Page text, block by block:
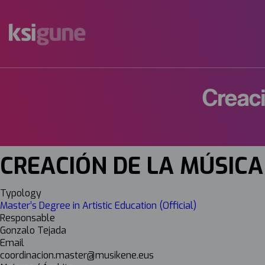
mapas
CREACIÓN DE LA
Typology
Master’s Degree in Artistic Education (Official)
Responsable
Gonzalo Tejada
Email
coordinacion.master@musikene.eus